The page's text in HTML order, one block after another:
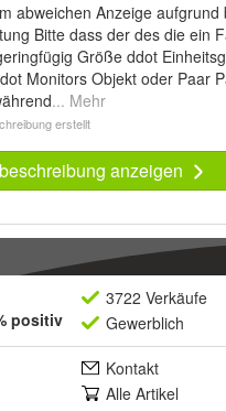
abweichen Anzeige aufgrund
Bitte dass der des die ein
Größe ddot
Monitors Objekt oder Paar
... Mehr
erstellt
anzeigen
positiv
3722 Verkäufe
Gewerblich
Kontakt
Alle Artikel